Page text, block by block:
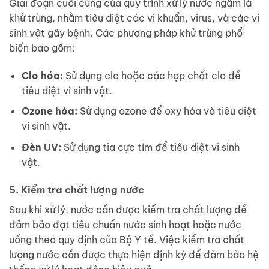
Giai đoạn cuối cùng của quy trình xử lý nước ngầm là
khử trùng, nhằm tiêu diệt các vi khuẩn, virus, và các vi
sinh vật gây bệnh. Các phương pháp khử trùng phổ
biến bao gồm:
Clo hóa: Sử dụng clo hoặc các hợp chất clo để
tiêu diệt vi sinh vật.
Ozone hóa: Sử dụng ozone để oxy hóa và tiêu diệt
vi sinh vật.
Đèn UV: Sử dụng tia cực tím để tiêu diệt vi sinh
vật.
5. Kiểm tra chất lượng nước
Sau khi xử lý, nước cần được kiểm tra chất lượng để
đảm bảo đạt tiêu chuẩn nước sinh hoạt hoặc nước
uống theo quy định của Bộ Y tế. Việc kiểm tra chất
lượng nước cần được thực hiện định kỳ để đảm bảo hệ